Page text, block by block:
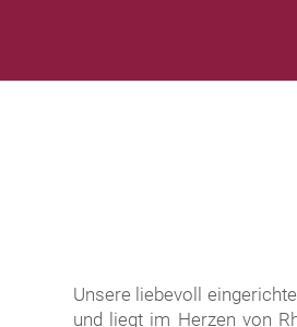
Unsere liebevoll
und liegt im Herzen von